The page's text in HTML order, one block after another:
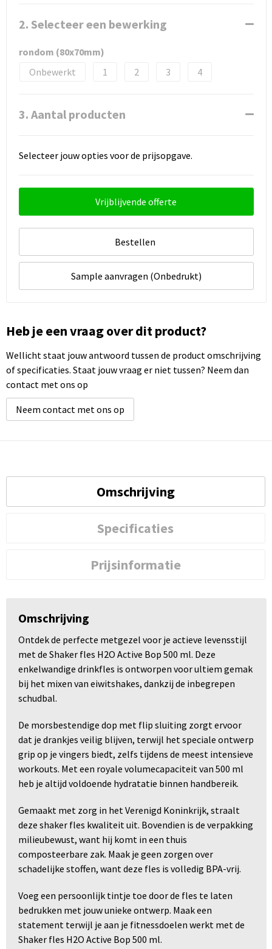
2. Selecteer een bewerking
rondom (80x70mm)
Onbewerkt
1 2 3 4
3. Aantal producten
Selecteer jouw opties voor de prijsopgave.
Vrijblijvende offerte
Bestellen
Sample aanvragen (Onbedrukt)
Heb je een vraag over dit product?
Wellicht staat jouw antwoord tussen de product omschrijving
of specificaties. Staat jouw vraag er niet tussen? Neem dan
contact met ons op
Neem contact met ons op
Omschrijving
Specificaties
Prijsinformatie
Omschrijving
Ontdek de perfecte metgezel voor je actieve levensstijl
met de Shaker fles H2O Active Bop 500 ml. Deze
enkelwandige drinkfles is ontworpen voor ultiem gemak
bij het mixen van eiwitshakes, dankzij de inbegrepen
schudbal.
De morsbestendige dop met flip sluiting zorgt ervoor
dat je drankjes veilig blijven, terwijl het speciale ontwerp
grip op je vingers biedt, zelfs tijdens de meest intensieve
workouts. Met een royale volumecapaciteit van 500 ml
heb je altijd voldoende hydratatie binnen handbereik.
Gemaakt met zorg in het Verenigd Koninkrijk, straalt
deze shaker fles kwaliteit uit. Bovendien is de verpakking
milieubewust, want hij komt in een thuis
composteerbare zak. Maak je geen zorgen over
schadelijke stoffen, want deze fles is volledig BPA-vrij.
Voeg een persoonlijk tintje toe door de fles te laten
bedrukken met jouw unieke ontwerp. Maak een
statement terwijl je aan je fitnessdoelen werkt met de
Shaker fles H2O Active Bop 500 ml.